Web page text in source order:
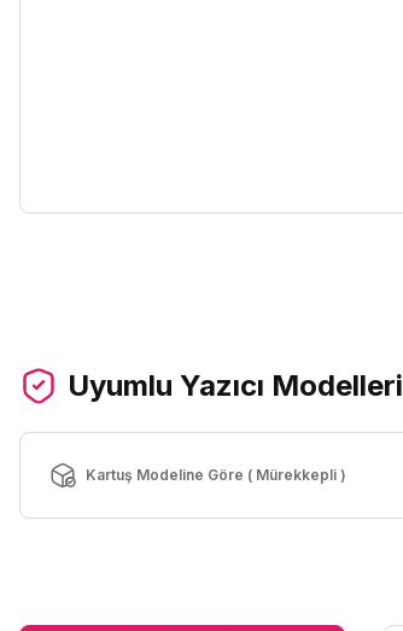
Uyumlu Yazıcı Modelleri
Kartuş Modeline Göre ( Mürekkepli )